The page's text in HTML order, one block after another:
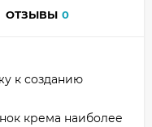
ОТЗЫВЫ 0
к созданию
крема наиболее